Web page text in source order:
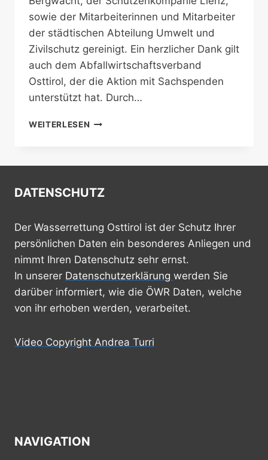
sowie der Mitarbeiterinnen und Mitarbeiter
der städtischen Abteilung Umwelt und
Zivilschutz gereinigt. Ein herzlicher Dank gilt
auch dem Abfallwirtschaftsverband
Osttirol, der die Aktion mit Sachspenden
unterstützt hat. Durch…
WEITERLESEN ERFOLGREICHE
DER
FREIWILLIGE
HELFER*INNEN
SÄUBERN
OSTTIROLS
DATENSCHUTZ
Der Wasserrettung Osttirol ist der Schutz Ihrer
persönlichen Daten ein besonderes Anliegen und
nimmt Ihren Datenschutz sehr ernst.
In unserer Datenschutzerklärung werden Sie
darüber informiert, wie die ÖWR Daten, welche
von ihr erhoben werden, verarbeitet.
Video Copyright Andrea Turri
NAVIGATION